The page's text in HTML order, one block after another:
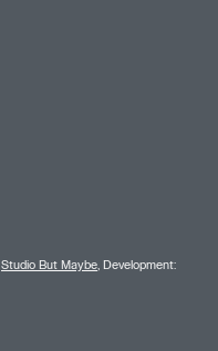
Studio But Maybe , Development: